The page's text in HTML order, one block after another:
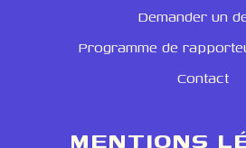
Demander un
Programme de
Contact
MENTIONS